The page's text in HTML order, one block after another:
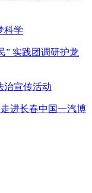
科学
实践团调研护龙
治宣传活动
进长春中国一汽博